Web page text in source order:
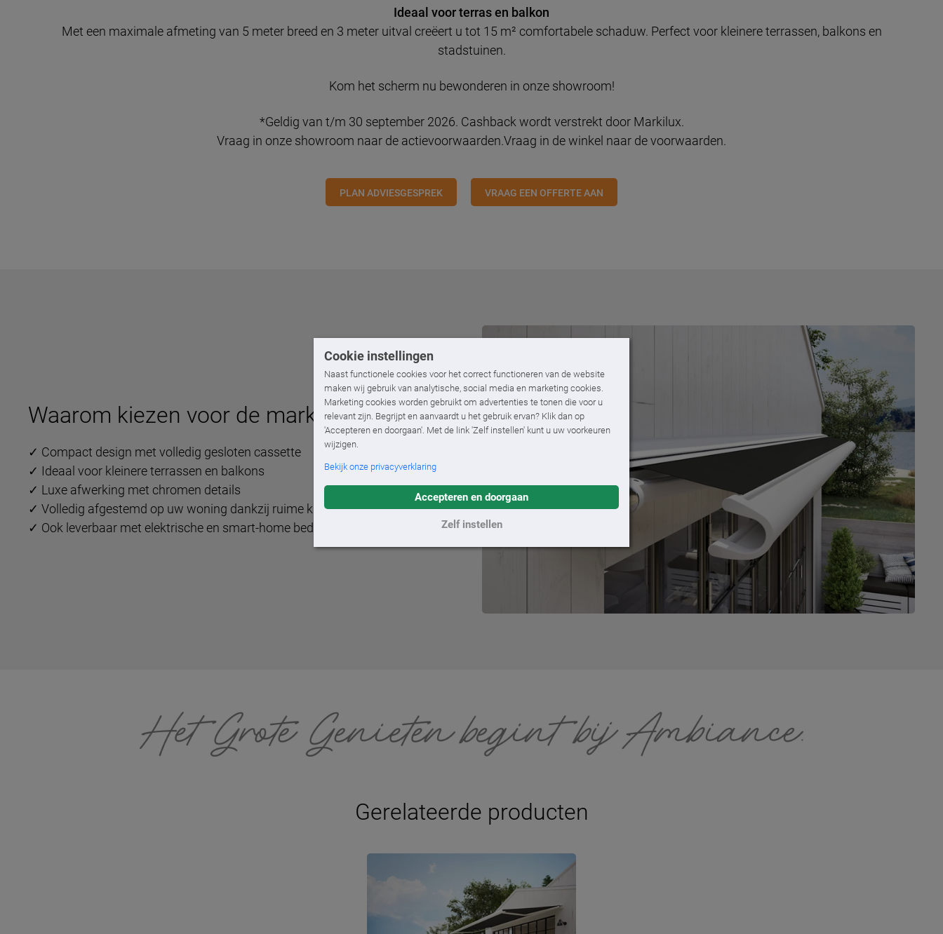
Cookie instellingen
Naast functionele cookies voor het correct functioneren van de website
maken wij gebruik van analytische, social media en marketing cookies.
Marketing cookies worden gebruikt om advertenties te tonen die voor u
relevant zijn. Begrijpt en aanvaardt u het gebruik ervan? Klik dan op
'Accepteren en doorgaan'. Met de link 'Zelf instellen' kunt u uw voorkeuren
wijzigen.
Bekijk onze privacyverklaring
Accepteren en doorgaan
Zelf instellen
Ideaal voor terras en balkon
Met een maximale afmeting van 5 meter breed en 3 meter uitval creëert u tot 15 m² comfortabele schaduw. Perfect voor kleinere terrassen, balkons en
stadstuinen.
Kom het scherm nu bewonderen in onze showroom!
*Geldig van t/m 30 september 2026. Cashback wordt verstrekt door Markilux.
Vraag in onze showroom naar de actievoorwaarden.Vraag in de winkel naar de voorwaarden.
PLAN ADVIESGESPREK VRAAG EEN OFFERTE AAN
Waarom kiezen voor de markilux 990?
✓ Compact design met volledig gesloten cassette
✓ Ideaal voor kleinere terrassen en balkons
✓ Luxe afwerking met chromen details
✓ Volledig afgestemd op uw woning dankzij ruime kleur- en doekkeuze
✓ Ook leverbaar met elektrische en smart-home bediening
Gerelateerde producten